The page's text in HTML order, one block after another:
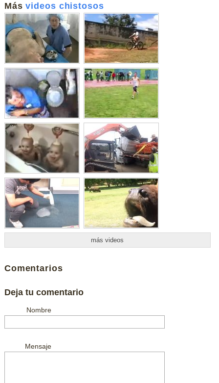
Másvideos chistosos
más videos
Comentarios
Deja tu comentario
Nombre
Mensaje